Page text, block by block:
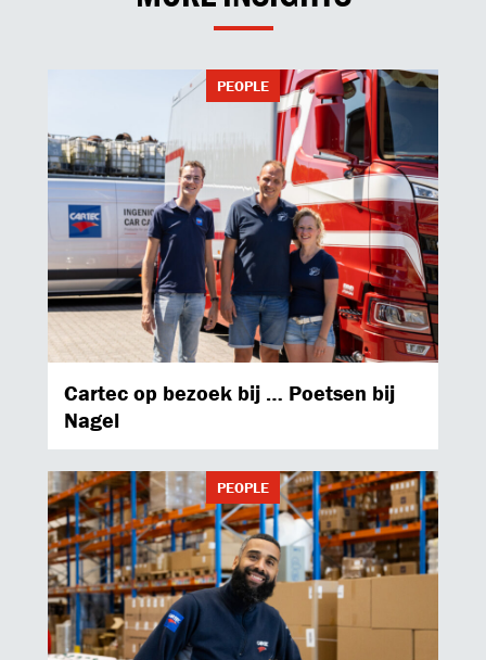
PEOPLE
Cartec op bezoek bij … Poetsen bij
Nagel
PEOPLE